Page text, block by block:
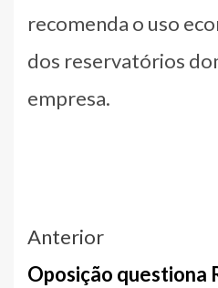
recomenda o uso
dos reservatórios
empresa.
Navegação
entre
Anterior
Oposição questiona